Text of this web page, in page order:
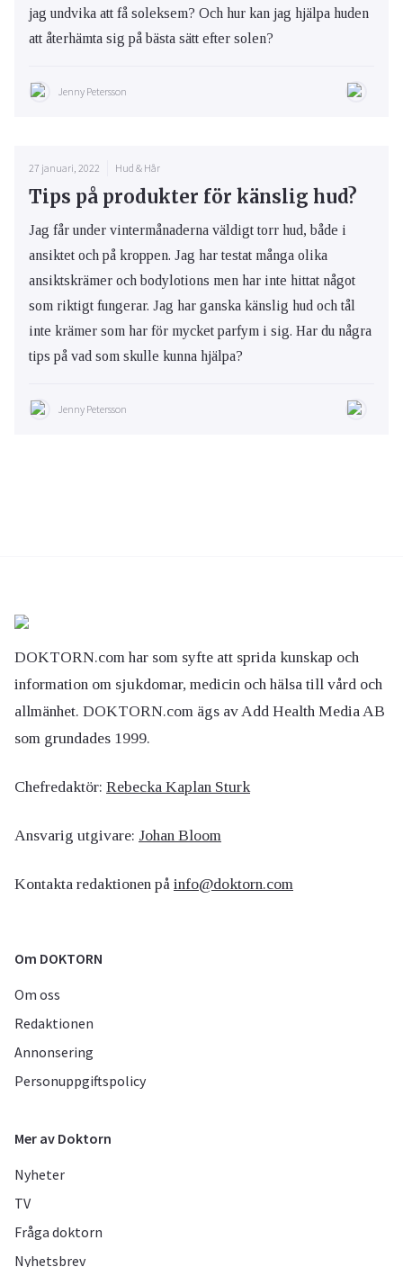
jag undvika att få soleksem? Och hur kan jag hjälpa huden
att återhämta sig på bästa sätt efter solen?
Jenny Petersson
27 januari, 2022 Hud & Hår
Tips på produkter för känslig hud?
Jag får under vintermånaderna väldigt torr hud, både i
ansiktet och på kroppen. Jag har testat många olika
ansiktskrämer och bodylotions men har inte hittat något
som riktigt fungerar. Jag har ganska känslig hud och tål
inte krämer som har för mycket parfym i sig. Har du några
tips på vad som skulle kunna hjälpa?
Jenny Petersson
DOKTORN.com har som syfte att sprida kunskap och
information om sjukdomar, medicin och hälsa till vård och
allmänhet. DOKTORN.com ägs av Add Health Media AB
som grundades 1999.
Chefredaktör: Rebecka Kaplan Sturk
Ansvarig utgivare: Johan Bloom
Kontakta redaktionen på info@doktorn.com
Om DOKTORN
Om oss
Redaktionen
Annonsering
Personuppgiftspolicy
Mer av Doktorn
Nyheter
TV
Fråga doktorn
Nyhetsbrev